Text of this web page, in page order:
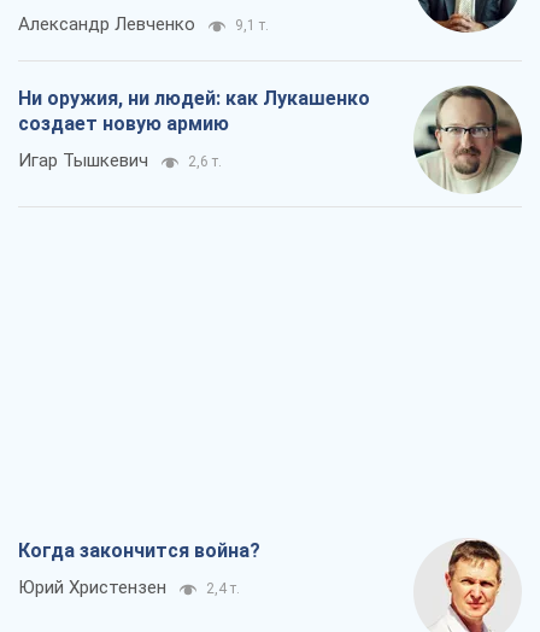
Александр Левченко 9,1 т.
Ни оружия, ни людей: как Лукашенко
создает новую армию
Игар Тышкевич 2,6 т.
Когда закончится война?
Юрий Христензен 2,4 т.